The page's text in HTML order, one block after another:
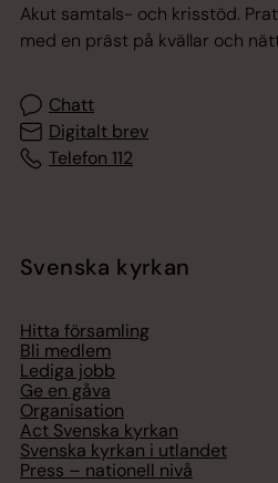
Akut samtals- och krisstöd.
med en präst på kvällar och
Chatt
Digitalt brev
Telefon 112
Svenska kyrkan
Hitta församling
Bli medlem
Lediga jobb
Ge en gåva
Organisation
Act Svenska kyrkan
Svenska kyrkan i utlandet
Press – nationell nivå